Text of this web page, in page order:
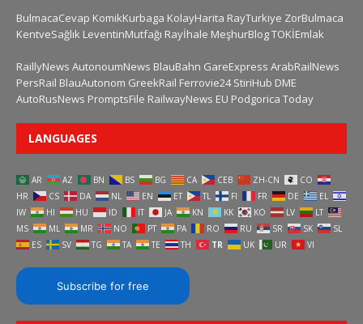
BulmacaCevap KomikKurbaga KolayHarita RayTurkiye ZorBulmaca
KentveSağlık LeventinMutfağı Rayİhale MeşhurBlogTOKİEmlak
RaillyNews AutonoumNews BlauBahn GareExpress ArabRailNews
PersRail BlauAutonom GreekRail Ferrovie24 StiriHub DME
AutoRusNews PromptsFile RailwayNews EU Podgorica Today
LANGUAGES
AR AZ BN BS BG CA CEB ZH-CN
CO
HR
CS DA NL EN ET TL FI FR DE
EL
IW
HI HU ID IT JA KN KK KO LV
LT
MS
ML MR NO PT PA RO RU SR SK
SL
ES
SV TG TA TE TH TR UK UR VI
Subscribe for free